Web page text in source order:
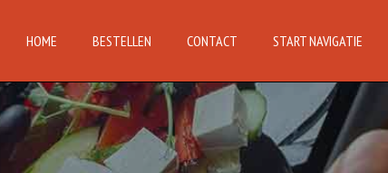
HOME BESTELLEN CONTACT START NAVIGATIE